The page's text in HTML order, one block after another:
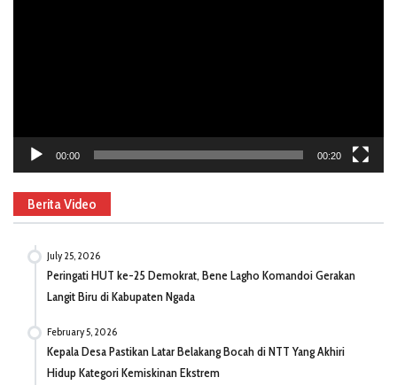
00:00 00:20
Berita Video
July 25, 2026
Peringati HUT ke-25 Demokrat, Bene Lagho Komandoi Gerakan
Langit Biru di Kabupaten Ngada
February 5, 2026
Kepala Desa Pastikan Latar Belakang Bocah di NTT Yang Akhiri
Hidup Kategori Kemiskinan Ekstrem